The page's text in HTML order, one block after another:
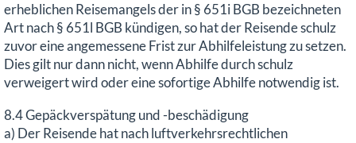
erheblichen Reisemangels der in § 651i BGB bezeichneten
Art nach § 651l BGB kündigen, so hat der Reisende schulz
zuvor eine angemessene Frist zur Abhilfeleistung zu setzen.
Dies gilt nur dann nicht, wenn Abhilfe durch schulz
verweigert wird oder eine sofortige Abhilfe notwendig ist.
8.4 Gepäckverspätung und -beschädigung
a) Der Reisende hat nach luftverkehrsrechtlichen